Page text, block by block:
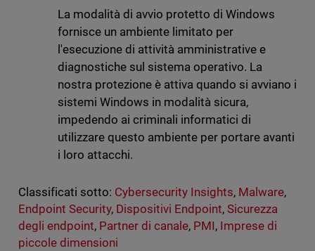
La modalità di avvio protetto di Windows
fornisce un ambiente limitato per
l'esecuzione di attività amministrative e
diagnostiche sul sistema operativo. La
nostra protezione è attiva quando si avviano i
sistemi Windows in modalità sicura,
impedendo ai criminali informatici di
utilizzare questo ambiente per portare avanti
i loro attacchi.
Classificati sotto: Cybersecurity Insights, Malware,
Endpoint Security, Dispositivi Endpoint,Sicurezza
degli endpoint, Partner di canale, PMI, Imprese di
piccole dimensioni